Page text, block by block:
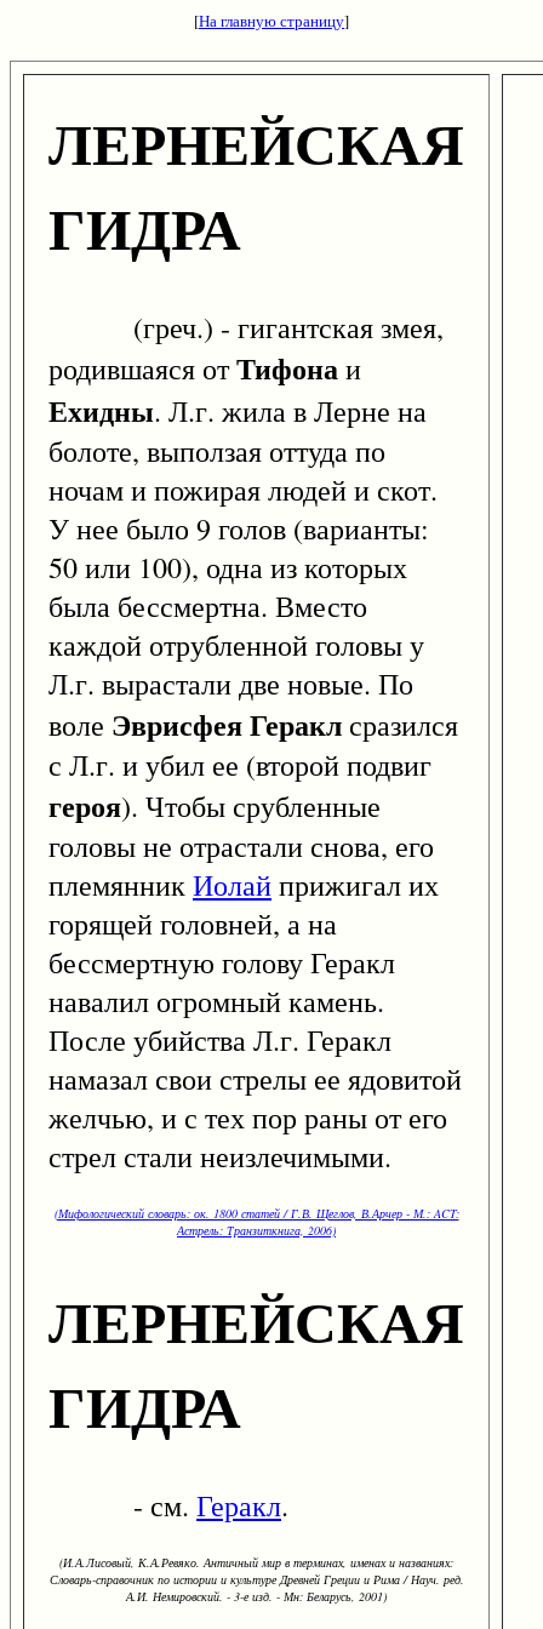
[На главную страницу]
ЛЕРНЕЙСКАЯ
ГИДРА
(греч.) - гигантская змея,
родившаяся отТифонаи
Ехидны. Л.г. жила в Лерне на
болоте, выползая оттуда по
ночам и пожирая людей и скот.
У нее было 9 голов (варианты:
50 или 100), одна из которых
была бессмертна. Вместо
каждой отрубленной головы у
Л.г. вырастали две новые. По
воле ЭврисфеяГеракл сразился
с Л.г. и убил ее (второй подвиг
героя). Чтобы срубленные
головы не отрастали снова, его
племянникИолайприжигал их
горящей головней, а на
бессмертную голову Геракл
навалил огромный камень.
После убийства Л.г. Геракл
намазал свои стрелы ее ядовитой
желчью, и с тех пор раны от его
стрел стали неизлечимыми.
(Мифологический словарь: ок. 1800 статей / Г.В. Щеглов, В.Арчер - М.: ACT:
Астрель: Транзиткнига, 2006)
ЛЕРНЕЙСКАЯ
ГИДРА
- см. Геракл.
(И.А.Лисовый, К.А.Ревяко. Античный мир в терминах, именах и названиях:
Словарь-справочник по истории и культуре Древней Греции и Рима / Науч. ред.
А.И. Немировский. - 3-е изд. - Мн: Беларусь, 2001)